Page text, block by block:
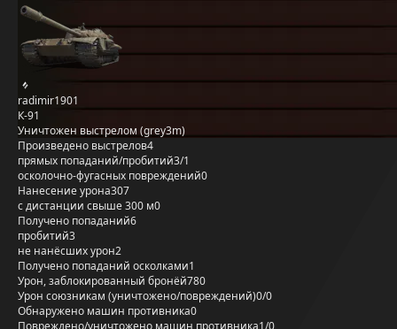
radimir1901
К-91
Уничтожен выстрелом (grey3m)
Произведено выстрелов4
прямых попаданий/пробитий3/1
осколочно-фугасных повреждений0
Нанесение урона307
с дистанции свыше 300 м0
Получено попаданий6
пробитий3
не нанёсших урон2
Получено попаданий осколками1
Урон, заблокированный бронёй780
Урон союзникам (уничтожено/повреждений)0/0
Обнаружено машин противника0
Повреждено/уничтожено машин противника1/0